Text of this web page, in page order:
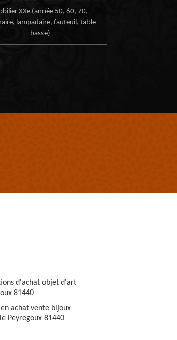
XXe (année 50, 60, 70,
lampadaire, fauteuil, table
basse)
d'achat objet d'art
81440
achat vente bijoux
Peyregoux 81440